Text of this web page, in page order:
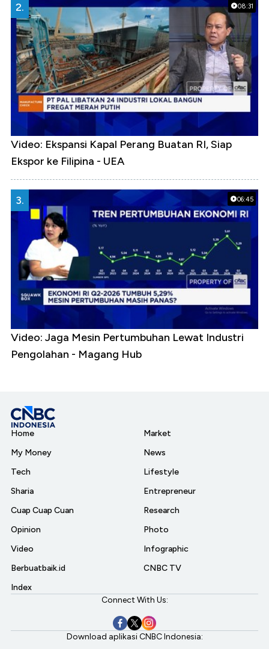
08:31
2.
Video: Ekspansi Kapal Perang Buatan RI, Siap
Ekspor ke Filipina - UEA
06:45
3.
Video: Jaga Mesin Pertumbuhan Lewat Industri
Pengolahan - Magang Hub
Home
My Money
Tech
Sharia
Cuap Cuap Cuan
Opinion
Video
Berbuatbaik.id
Index
Market
News
Lifestyle
Entrepreneur
Research
Photo
Infographic
CNBC TV
Connect With Us:
Download aplikasi CNBC Indonesia: